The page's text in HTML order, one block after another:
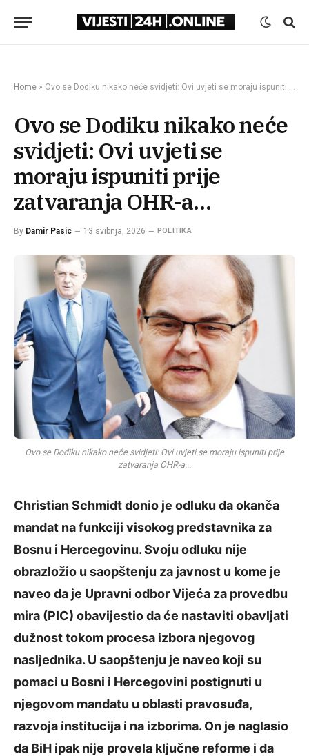
Home » Ovo se Dodiku nikako neće svidjeti: Ovi uvjeti se moraju ispuniti prije zatvaranja OHR-a…
Ovo se Dodiku nikako neće
svidjeti: Ovi uvjeti se
moraju ispuniti prije
zatvaranja OHR-a…
By Damir Pasic 13 svibnja, 2026 POLITIKA
Ovo se Dodiku nikako neće svidjeti: Ovi uvjeti se moraju ispuniti prije
zatvaranja OHR-a...
Christian Schmidt donio je odluku da okanča
mandat na funkciji visokog predstavnika za
Bosnu i Hercegovinu. Svoju odluku nije
obrazložio u saopštenju za javnost u kome je
naveo da je Upravni odbor Vijeća za provedbu
mira (PIC) obavijestio da će nastaviti obavljati
dužnost tokom procesa izbora njegovog
nasljednika. U saopštenju je naveo koji su
pomaci u Bosni i Hercegovini postignuti u
njegovom mandatu u oblasti pravosuđa,
razvoja institucija i na izborima. On je naglasio
da BiH ipak nije provela ključne reforme i da